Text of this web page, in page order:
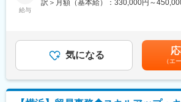
※「商用車向け冷凍機」とは…
物流・流通インフラを支える重要な設備
用されています。
給与
訳＞月額（基本給）：330,000円～
上下する可能性があります。月給(月額)
す。
気になる
（エ